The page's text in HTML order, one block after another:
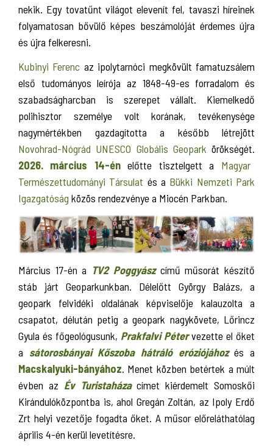
nekik. Egy tovatűnt világot elevenít fel, tavaszi híreinek
folyamatosan bővülő képes beszámolóját érdemes újra
és újra felkeresni.
Kubinyi Ferenc az ipolytarnóci megkövült famatuzsálem
első tudományos leírója az 1848-49-es forradalom és
szabadságharcban is szerepet vállalt. Kiemelkedő
polihisztor személye volt korának, tevékenysége
nagymértékben gazdagította a később létrejött
Novohrad-Nógrád UNESCO Globális Geopark örökségét.
2026. március 14-énelőtte tisztelgett a Magyar
Természettudományi Társulat és a Bükki Nemzeti Park
Igazgatóság közös rendezvénye a Miocén Parkban.
Március 17-én a TV2 Poggyászcímű műsorát készítő
stáb járt Geoparkunkban. Délelőtt György Balázs, a
geopark felvidéki oldalának képviselője kalauzolta a
csapatot, délután petig a geopark nagykövete, Lőrincz
Gyula és főgeológusunk, Prakfalvi Pétervezette el őket
a sátorosbányai Kőszoba hátráló eróziójáhozés a
Macskalyuki-bányához. Menet közben betértek a múlt
évben az Év Turistaházacímet kiérdemelt Somoskői
Kirándulóközpontba is, ahol Gregán Zoltán, az Ipoly Erdő
Zrt helyi vezetője fogadta őket. A műsor előreláthatólag
április 4-én kerül levetítésre.